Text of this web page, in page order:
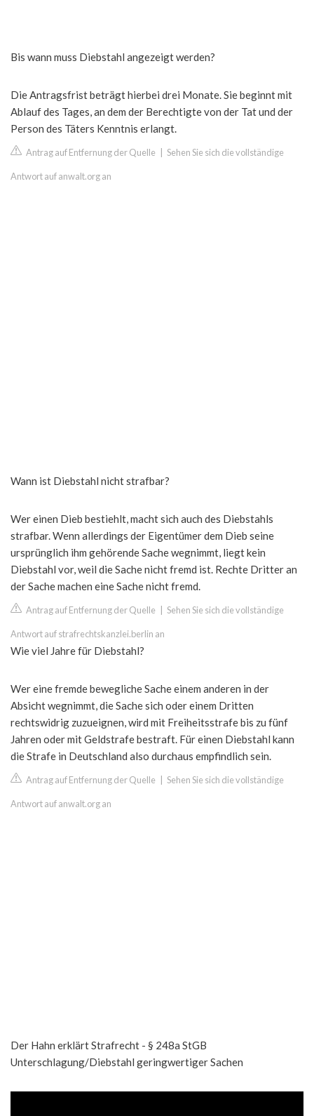
Bis wann muss Diebstahl angezeigt werden?
Die Antragsfrist beträgt hierbei drei Monate. Sie beginnt mit
Ablauf des Tages, an dem der Berechtigte von der Tat und der
Person des Täters Kenntnis erlangt.
Antrag auf Entfernung der Quelle Sehen Sie sich die vollständige
Antwort auf anwalt.org an
Wann ist Diebstahl nicht strafbar?
Wer einen Dieb bestiehlt, macht sich auch des Diebstahls
strafbar. Wenn allerdings der Eigentümer dem Dieb seine
ursprünglich ihm gehörende Sache wegnimmt, liegt kein
Diebstahl vor, weil die Sache nicht fremd ist. Rechte Dritter an
der Sache machen eine Sache nicht fremd.
Antrag auf Entfernung der Quelle Sehen Sie sich die vollständige
Antwort auf strafrechtskanzlei.berlin an
Wie viel Jahre für Diebstahl?
Wer eine fremde bewegliche Sache einem anderen in der
Absicht wegnimmt, die Sache sich oder einem Dritten
rechtswidrig zuzueignen, wird mit Freiheitsstrafe bis zu fünf
Jahren oder mit Geldstrafe bestraft. Für einen Diebstahl kann
die Strafe in Deutschland also durchaus empfindlich sein.
Antrag auf Entfernung der Quelle Sehen Sie sich die vollständige
Antwort auf anwalt.org an
Der Hahn erklärt Strafrecht - § 248a StGB
Unterschlagung/Diebstahl geringwertiger Sachen